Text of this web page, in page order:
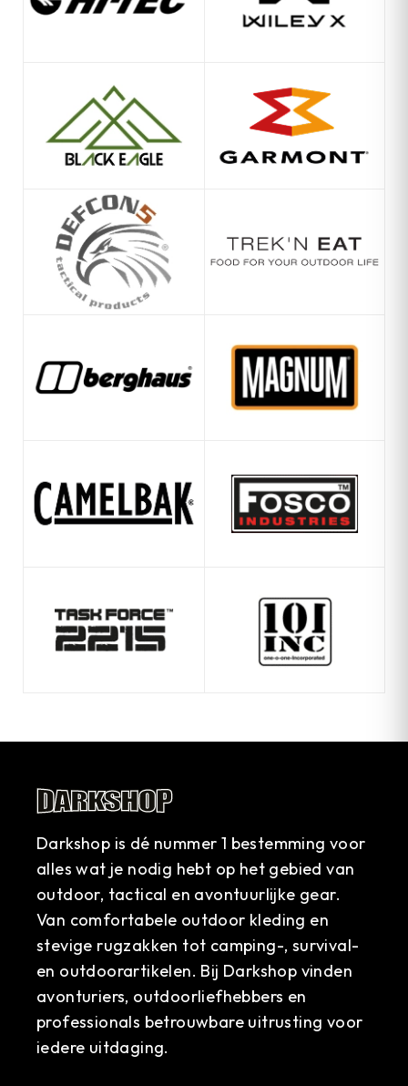
Darkshop is dé nummer 1 bestemming voor
alles wat je nodig hebt op het gebied van
outdoor, tactical en avontuurlijke gear.
Van comfortabele outdoor kleding en
stevige rugzakken tot camping-, survival-
en outdoorartikelen. Bij Darkshop vinden
avonturiers, outdoorliefhebbers en
professionals betrouwbare uitrusting voor
iedere uitdaging.